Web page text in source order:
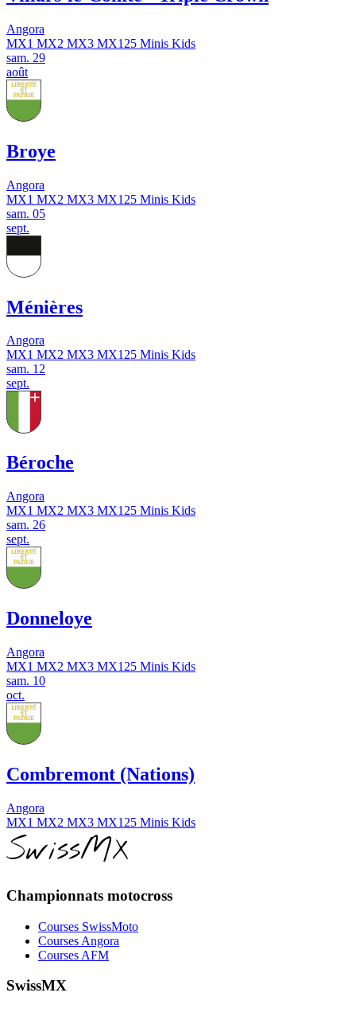
Angora
MX1 MX2 MX3 MX125 Minis Kids
sam. 29
août
Broye
Angora
MX1 MX2 MX3 MX125 Minis Kids
sam. 05
sept.
Ménières
Angora
MX1 MX2 MX3 MX125 Minis Kids
sam. 12
sept.
Béroche
Angora
MX1 MX2 MX3 MX125 Minis Kids
sam. 26
sept.
Donneloye
Angora
MX1 MX2 MX3 MX125 Minis Kids
sam. 10
oct.
Combremont (Nations)
Angora
MX1 MX2 MX3 MX125 Minis Kids
SwissMX
Championnats motocross
Courses SwissMoto
Courses Angora
Courses AFM
SwissMX